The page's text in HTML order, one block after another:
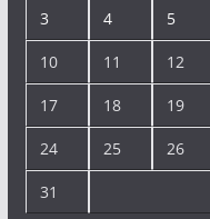
3 4 5
10 11 12
17 18 19
24 25 26
31